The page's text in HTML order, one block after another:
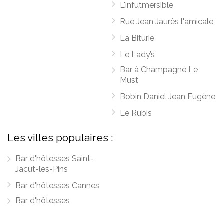
L'infutmersible
Rue Jean Jaurès l'amicale
La Biturie
Le Lady’s
Bar à Champagne Le
Must
Bobin Daniel Jean Eugène
Le Rubis
Les villes populaires :
Bar d'hôtesses Saint-
Jacut-les-Pins
Bar d'hôtesses Cannes
Bar d'hôtesses